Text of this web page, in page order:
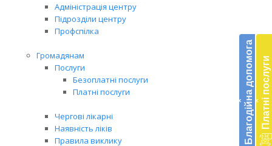
Адміністрація центру
Підрозділи центру
Профспілка
Громадянам
Послуги
Безоплатні послуги
Платні послуги
Чергові лікарні
Наявність ліків
Правила виклику
‹ Благодійна допомога ‹ Платні послуги